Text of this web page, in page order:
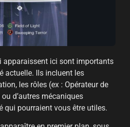
apparaissent ici sont importants
actuelle. Ils incluent les
les rôles (ex : Opérateur de
d’autres mécaniques
qui pourraient vous être utiles.